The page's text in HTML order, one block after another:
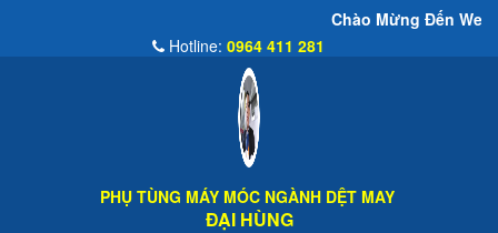
Chào Mừng Đến Website Đại Hùng
Hotline: 0964 411 281
PHỤ TÙNG MÁY MÓC NGÀNH DỆT MAY
ĐẠI HÙNG